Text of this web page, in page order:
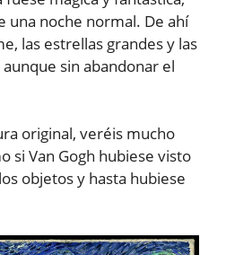
una noche normal. De ahí
las estrellas grandes y las
sin abandonar el
original, veréis mucho
si Van Gogh hubiese visto
objetos y hasta hubiese